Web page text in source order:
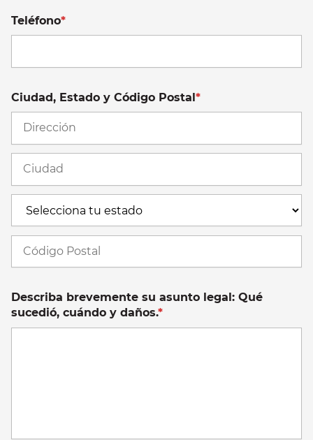
Teléfono*
Ciudad, Estado y Código Postal*
Describa brevemente su asunto legal: Qué
sucedió, cuándo y daños.*